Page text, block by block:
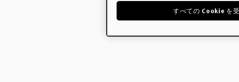
すべての Cookie を